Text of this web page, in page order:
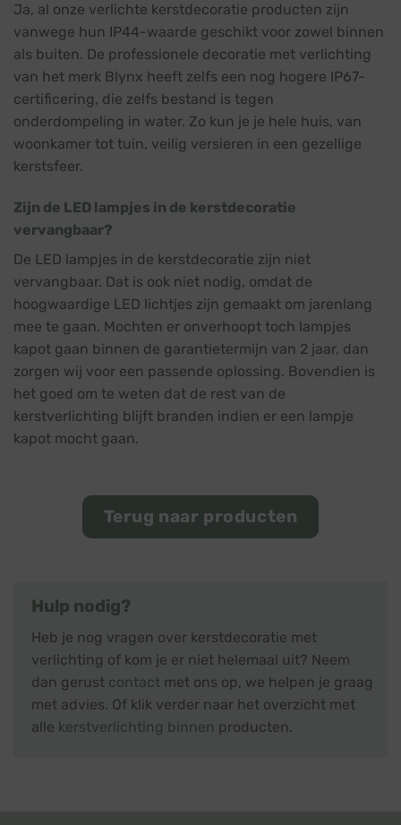
Ja, al onze verlichte kerstdecoratie producten zijn
vanwege hun IP44-waarde geschikt voor zowel binnen
als buiten. De professionele decoratie met verlichting
van het merk Blynx heeft zelfs een nog hogere IP67-
certificering, die zelfs bestand is tegen
onderdompeling in water. Zo kun je je hele huis, van
woonkamer tot tuin, veilig versieren in een gezellige
kerstsfeer.
Zijn de LED lampjes in de kerstdecoratie
vervangbaar?
De LED lampjes in de kerstdecoratie zijn niet
vervangbaar. Dat is ook niet nodig, omdat de
hoogwaardige LED lichtjes zijn gemaakt om jarenlang
mee te gaan. Mochten er onverhoopt toch lampjes
kapot gaan binnen de garantietermijn van 2 jaar, dan
zorgen wij voor een passende oplossing. Bovendien is
het goed om te weten dat de rest van de
kerstverlichting blijft branden indien er een lampje
kapot mocht gaan.
Terug naar producten
Hulp nodig?
Heb je nog vragen over kerstdecoratie met
verlichting of kom je er niet helemaal uit? Neem
dan gerust contact met ons op, we helpen je graag
met advies. Of klik verder naar het overzicht met
alle kerstverlichting binnen producten.